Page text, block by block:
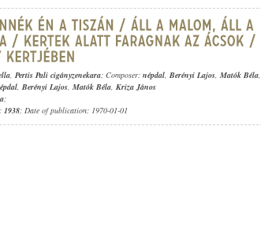
, Pertis Pali cigányzenekara; Composer: népdal, Berényi Lajos, Matók Béla,
, Berényi Lajos, Matók Béla, Kriza János
;
1938; Date of publication: 1970-01-01